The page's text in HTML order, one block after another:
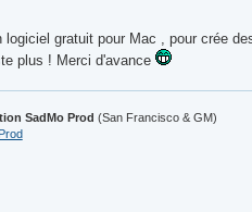
logiciel gratuit pour Mac , pour crée
plus ! Merci d'avance
SadMo Prod (San Francisco & GM)